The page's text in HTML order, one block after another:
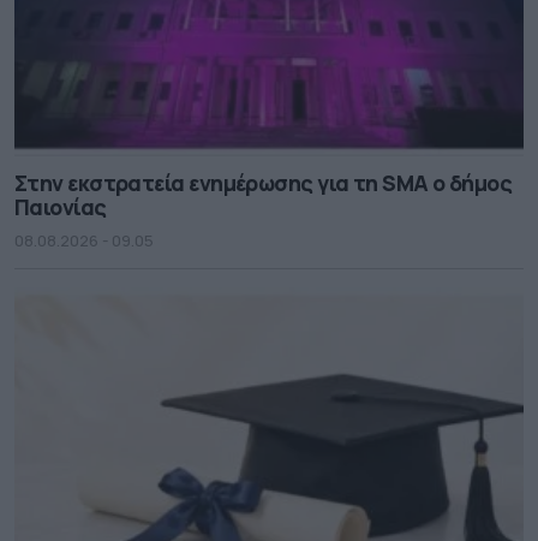
Στην εκστρατεία ενημέρωσης για τη SMA ο δήμος
Παιονίας
08.08.2026 - 09.05